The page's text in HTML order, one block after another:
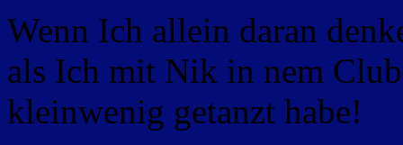
Wenn Ich allein daran
als Ich mit Nik in nem
kleinwenig getanzt habe!